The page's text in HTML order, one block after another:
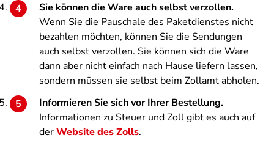
Sie können die Ware auch selbst verzollen.
Wenn Sie die Pauschale des Paketdienstes nicht
bezahlen möchten, können Sie die Sendungen
auch selbst verzollen. Sie können sich die Ware
dann aber nicht einfach nach Hause liefern lassen,
sondern müssen sie selbst beim Zollamt abholen.
Informieren Sie sich vor Ihrer Bestellung.
Informationen zu Steuer und Zoll gibt es auch auf
derWebsite des Zolls.